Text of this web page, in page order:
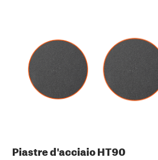
Piastre d'acciaio HT90